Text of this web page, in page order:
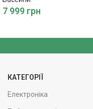
7 999 грн
КАТЕГОРІЇ
Електроніка